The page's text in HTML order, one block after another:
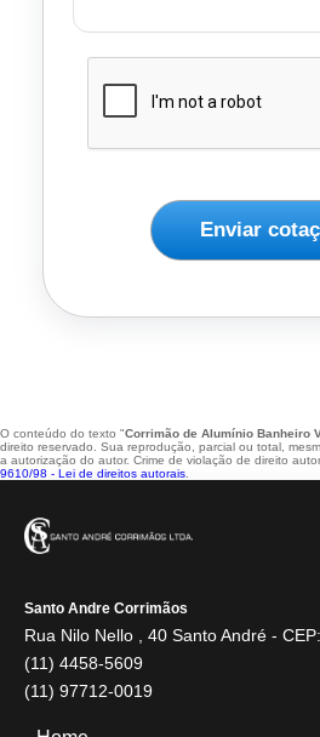
Enviar
O conteúdo do texto "Corrimão de Alumínio Banheiro
direito reservado. Sua reprodução, parcial ou total,
a autorização do autor. Crime de violação de direito
9610/98 - Lei de direitos autorais
Santo Andre Corrimãos
Rua Nilo Nello , 40 Santo André -
(11) 4458-5609
(11) 97712-0019